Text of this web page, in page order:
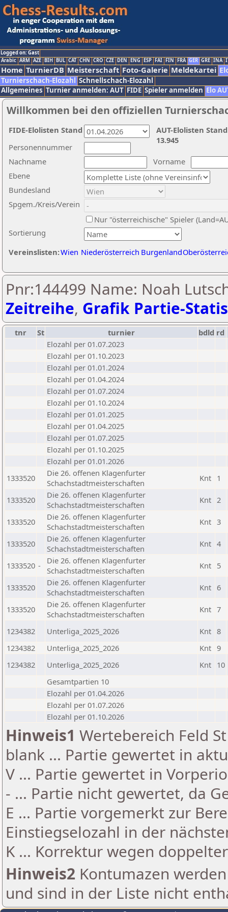
Logged on: Gast
Arabic ARM AZE BIH BUL CAT CHN CRO CZE DEN ENG ESP FAI FIN FRA GER GRE INA
Home TurnierDB Meisterschaft Foto-Galerie Meldekartei
Turnierschach-Elozahl Schnellschach-Elozahl
Allgemeines Turnier anmelden: AUT FIDE Spieler anmelden Elo
Willkommen bei den offiziellen
Nachname
Vorname
Ebene
Sortierung
Personennummer
Bundesland
Spgem./Kreis/Verein
Nur "österreichische" Spieler
Vereinslisten:Wien Niederösterreich Burgenland
AUT-Elolisten
13.945
FIDE-Elolisten Stand
Pnr:144499 Name: Noah
Zeitreihe, Grafik Partie-
tnr St turnier bdld rd
Elozahl per 01.07.2023
Elozahl per 01.10.2023
Elozahl per 01.01.2024
Elozahl per 01.04.2024
Elozahl per 01.07.2024
Elozahl per 01.10.2024
Elozahl per 01.01.2025
Elozahl per 01.04.2025
Elozahl per 01.07.2025
Elozahl per 01.10.2025
Elozahl per 01.01.2026
1333520
Die 26. offenen Klagenfurter
Schachstadtmeisterschaften
Knt 1
1333520
Die 26. offenen Klagenfurter
Schachstadtmeisterschaften
Knt 2
1333520
Die 26. offenen Klagenfurter
Schachstadtmeisterschaften
Knt 3
1333520
Die 26. offenen Klagenfurter
Schachstadtmeisterschaften
Knt 4
1333520 -
Die 26. offenen Klagenfurter
Schachstadtmeisterschaften
Knt 5
1333520
Die 26. offenen Klagenfurter
Schachstadtmeisterschaften
Knt 6
1333520
Die 26. offenen Klagenfurter
Schachstadtmeisterschaften
Knt 7
1234382 Unterliga_2025_2026 Knt 8
1234382
Unterliga_2025_2026 Knt 9
1234382
Unterliga_2025_2026 Knt 10
Gesamtpartien 10
Elozahl per 01.04.2026
Elozahl per 01.07.2026
Elozahl per 01.10.2026
Hinweis1 Wertebereich Feld
blank ... Partie gewertet in
V ... Partie gewertet in
- ... Partie nicht gewertet, da
E ... Partie vorgemerkt zur
Einstiegselozahl in der
K ... Korrektur wegen
Hinweis2 Kontumazen
und sind in der Liste nicht